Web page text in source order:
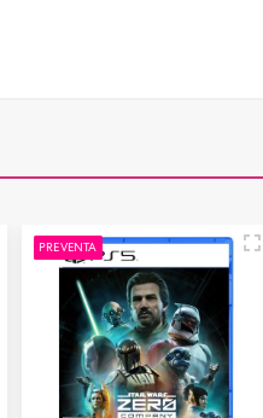
PREVENTA